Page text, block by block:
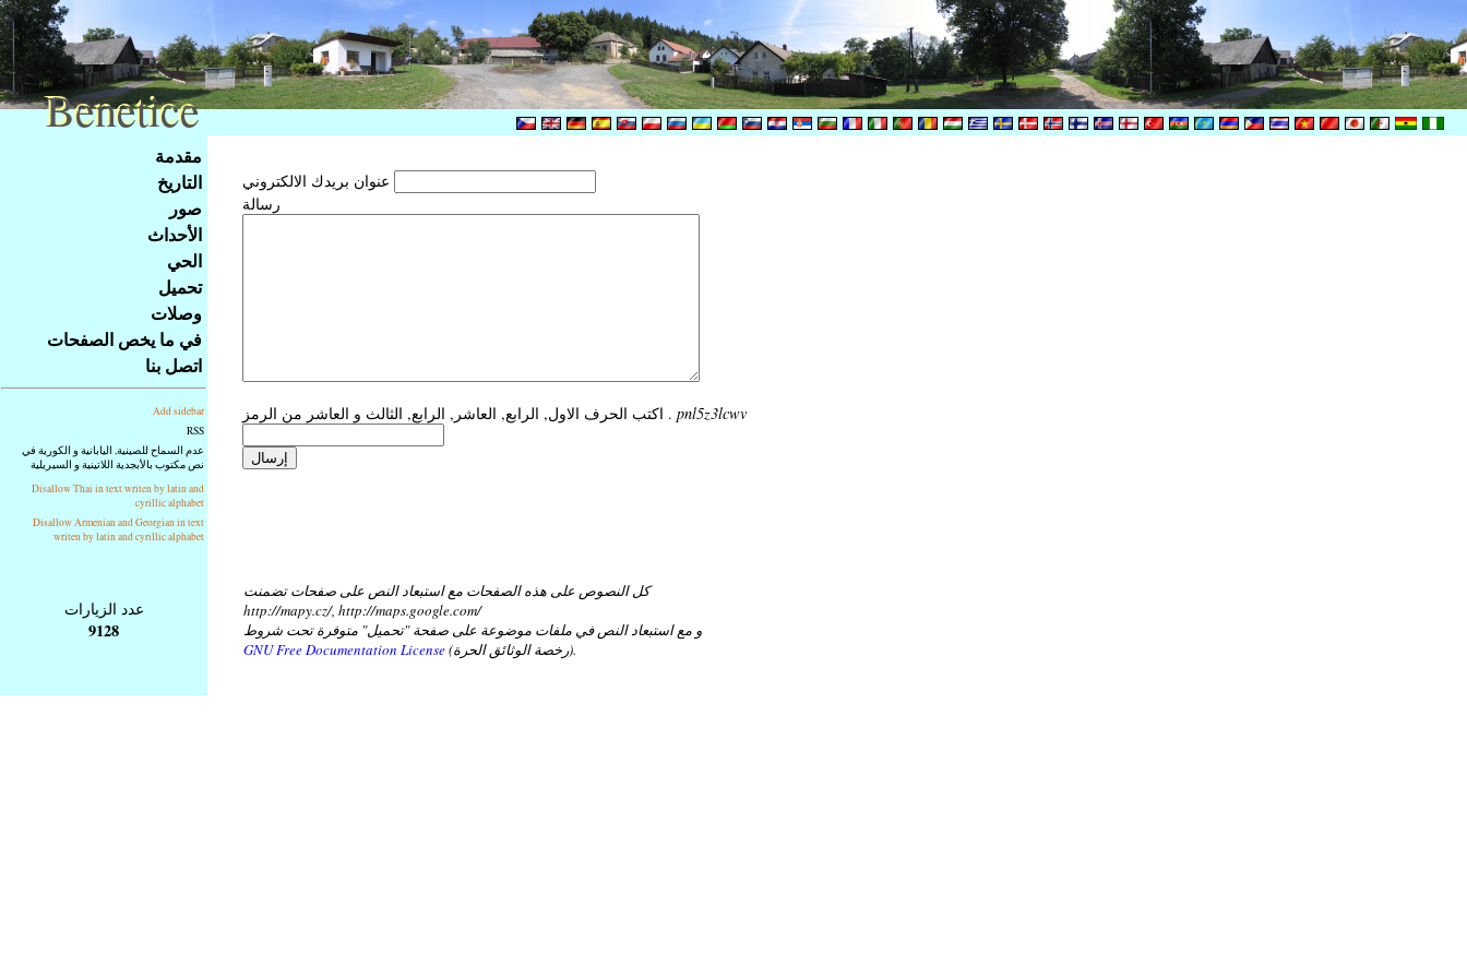
základní
strana
مقدمة
التاريخ
صور
الأحداث
الحي
تحميل
وصلات
في ما يخص الصفحات
اتصل بنا
Add sidebar
RSS
عدم السماح للصينية, اليابانية و الكورية في
نص مكتوب بالأبجدية اللاتينية و السيريلية
Disallow Thai in text writen by latin and
cyrillic alphabet
Disallow Armenian and Georgian in text
writen by latin and cyrillic alphabet
رسالة
اكتب الحرف الاول, الرابع, العاشر, الرابع, الثالث و العاشر من الرمز . pnl5z3lcwv
عدد الزيارات
9128
كل النصوص على هذه الصفحات مع استبعاد النص على صفحات تضمنت
http://mapy.cz/, http://maps.google.com/
و مع استبعاد النص في ملفات موضوعة على صفحة "تحميل" متوفرة تحت شروط
GNU Free Documentation License
(رخصة الوثائق الحرة).
Benetice
Benetice